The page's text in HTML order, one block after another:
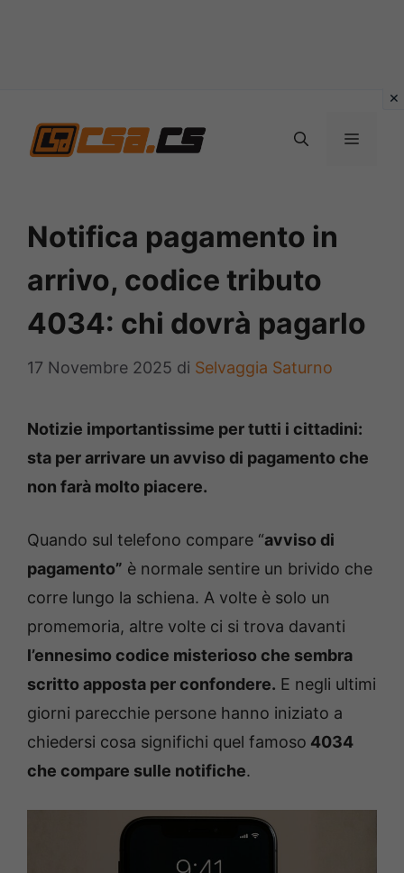
contenuto
MENU
Notifica pagamento in
arrivo, codice tributo
4034: chi dovrà pagarlo
17 Novembre 2025 di Selvaggia Saturno
Notizie importantissime per tutti i cittadini:
sta per arrivare un avviso di pagamento che
non farà molto piacere.
Quando sul telefono compare “avviso di
pagamento” è normale sentire un brivido che
corre lungo la schiena. A volte è solo un
promemoria, altre volte ci si trova davanti
l’ennesimo codice misterioso che sembra
scritto apposta per confondere. E negli ultimi
giorni parecchie persone hanno iniziato a
chiedersi cosa significhi quel famoso 4034
che compare sulle notifiche.